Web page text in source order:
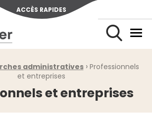
ACCÈS RAPIDES
Située au cœur de l’Alsace et de
Rechercher
administratives › Professionnels
et entreprises
et entreprises